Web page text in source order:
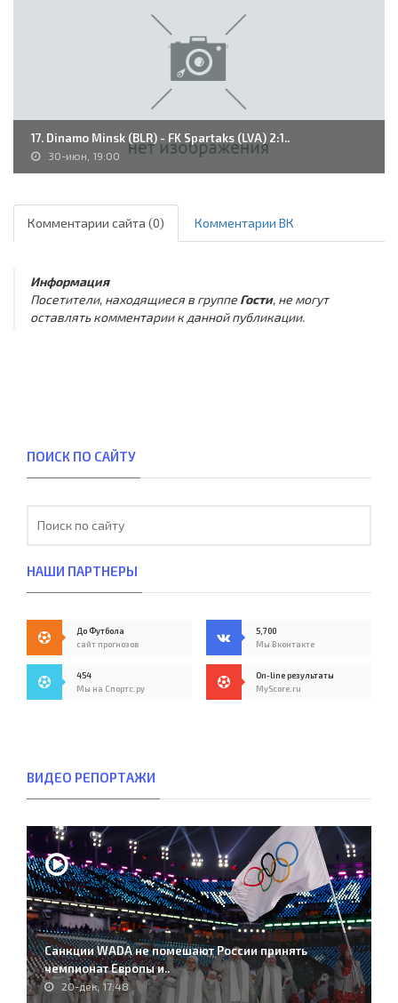
17. Dinamo Minsk (BLR) - FK Spartaks (LVA) 2:1..
30-июн, 19:00
Комментарии сайта (0) Комментарии ВК
Информация
Посетители, находящиеся в группе Гости, не могут
оставлять комментарии к данной публикации.
ПОИСК ПО САЙТУ
НАШИ ПАРТНЕРЫ
До Футбола
сайт прогнозов
5,700
Мы Вконтакте
454
Мы на Спортс.ру
On-line результаты
MyScore.ru
ВИДЕО РЕПОРТАЖИ
Санкции WADA не помешают России принять
чемпионат Европы и..
20-дек, 17:48